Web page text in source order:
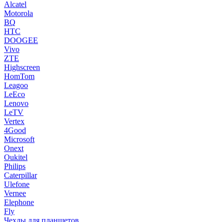
Alcatel
Motorola
BQ
HTC
DOOGEE
Vivo
ZTE
Highscreen
HomTom
Leagoo
LeEco
Lenovo
LeTV
Vertex
4Good
Microsoft
Onext
Oukitel
Philips
Caterpillar
Ulefone
Vernee
Elephone
Fly
Чехлы для планшетов